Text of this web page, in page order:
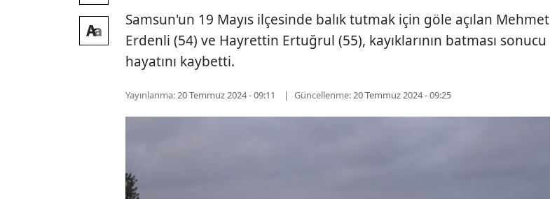
Samsun'un 19 Mayıs ilçesinde balık tutmak için göle açılan Mehmet
Erdenli (54) ve Hayrettin Ertuğrul (55), kayıklarının batması sonucu
hayatını kaybetti.
Yayınlanma:20 Temmuz 2024 - 09:11 Güncellenme:20 Temmuz 2024 - 09:25